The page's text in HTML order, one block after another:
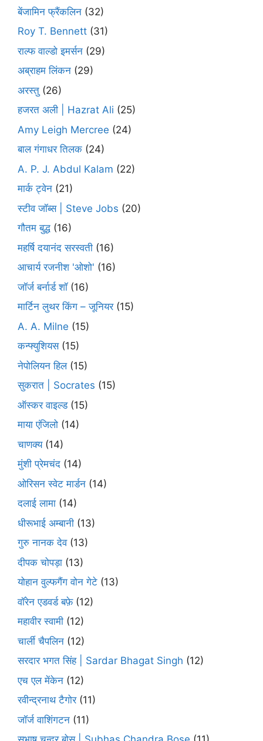
बेंजामिन फ्रैंकलिन (32)
Roy T. Bennett (31)
राल्फ वाल्डो इमर्सन (29)
अब्राहम लिंकन (29)
अरस्तु (26)
हजरत अली | Hazrat Ali (25)
Amy Leigh Mercree (24)
बाल गंगाधर तिलक (24)
A. P. J. Abdul Kalam (22)
मार्क ट्वेन (21)
स्टीव जॉब्स | Steve Jobs (20)
गौतम बुद्ध (16)
महर्षि दयानंद सरस्वती (16)
आचार्य रजनीश 'ओशो' (16)
जॉर्ज बर्नार्ड शॉ(16)
मार्टिन लुथर किंग – जूनियर(15)
A. A. Milne (15)
कन्फ्युशियस(15)
नेपोलियन हिल(15)
सुकरात | Socrates (15)
ऑस्कर वाइल्ड(15)
माया एंजिलो (14)
चाणक्य(14)
मुंशी प्रेमचंद (14)
ओरिसन स्‍वेट मार्डन (14)
दलाई लामा (14)
धीरूभाई अम्बानी (13)
गुरु नानक देव(13)
दीपक चोपड़ा (13)
योहान वुल्फगैंग वोन गेटे (13)
वॉरेन एडवर्ड बफ़े(12)
महावीर स्वामी (12)
चार्ली चैपलिन (12)
सरदार भगत सिंह | Sardar Bhagat Singh (12)
एच एल मेंकेन (12)
रवीन्द्रनाथ टैगोर(11)
जॉर्ज वाशिंगटन (11)